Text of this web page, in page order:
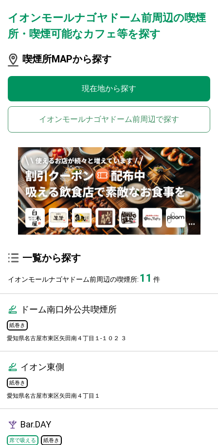
イオンモールナゴヤドーム前周辺の喫煙
所・喫煙可能なカフェ等を探す
喫煙所MAPから探す
現在地から探す
イオンモールナゴヤドーム前周辺で探す
一覧から探す
イオンモールナゴヤドーム前周辺の喫煙所: 11 件
ドーム南口外公共喫煙所
紙巻き
愛知県名古屋市東区矢田南４丁目１-１０２ ３
イオン東側
紙巻き
愛知県名古屋市東区矢田南４丁目１
Bar.DAY
席で吸える 紙巻き